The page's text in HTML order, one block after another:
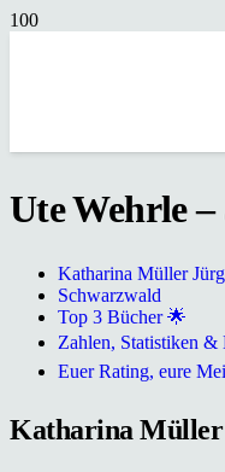
Ute Wehrle
Katharina Müller
Schwarzwald
Top 3 Bücher 🌟
Zahlen, Statistiken &
Euer Rating, eure
Katharina Müller